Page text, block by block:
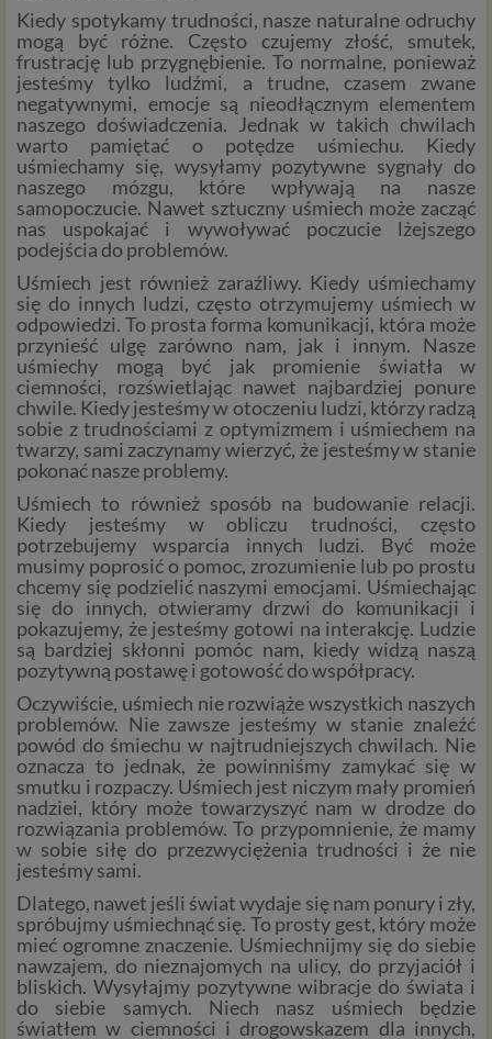
Kiedy spotykamy trudności, nasze naturalne odruchy
mogą być różne. Często czujemy złość, smutek,
frustrację lub przygnębienie. To normalne, ponieważ
jesteśmy tylko ludźmi, a trudne, czasem zwane
negatywnymi, emocje są nieodłącznym elementem
naszego doświadczenia. Jednak w takich chwilach
warto pamiętać o potędze uśmiechu. Kiedy
uśmiechamy się, wysyłamy pozytywne sygnały do
naszego mózgu, które wpływają na nasze
samopoczucie. Nawet sztuczny uśmiech może zacząć
nas uspokajać i wywoływać poczucie lżejszego
podejścia do problemów.
Uśmiech jest również zaraźliwy. Kiedy uśmiechamy
się do innych ludzi, często otrzymujemy uśmiech w
odpowiedzi. To prosta forma komunikacji, która może
przynieść ulgę zarówno nam, jak i innym. Nasze
uśmiechy mogą być jak promienie światła w
ciemności, rozświetlając nawet najbardziej ponure
chwile. Kiedy jesteśmy w otoczeniu ludzi, którzy radzą
sobie z trudnościami z optymizmem i uśmiechem na
twarzy, sami zaczynamy wierzyć, że jesteśmy w stanie
pokonać nasze problemy.
Uśmiech to również sposób na budowanie relacji.
Kiedy jesteśmy w obliczu trudności, często
potrzebujemy wsparcia innych ludzi. Być może
musimy poprosić o pomoc, zrozumienie lub po prostu
chcemy się podzielić naszymi emocjami. Uśmiechając
się do innych, otwieramy drzwi do komunikacji i
pokazujemy, że jesteśmy gotowi na interakcję. Ludzie
są bardziej skłonni pomóc nam, kiedy widzą naszą
pozytywną postawę i gotowość do współpracy.
Oczywiście, uśmiech nie rozwiąże wszystkich naszych
problemów. Nie zawsze jesteśmy w stanie znaleźć
powód do śmiechu w najtrudniejszych chwilach. Nie
oznacza to jednak, że powinniśmy zamykać się w
smutku i rozpaczy. Uśmiech jest niczym mały promień
nadziei, który może towarzyszyć nam w drodze do
rozwiązania problemów. To przypomnienie, że mamy
w sobie siłę do przezwyciężenia trudności i że nie
jesteśmy sami.
Dlatego, nawet jeśli świat wydaje się nam ponury i zły,
spróbujmy uśmiechnąć się. To prosty gest, który może
mieć ogromne znaczenie. Uśmiechnijmy się do siebie
nawzajem, do nieznajomych na ulicy, do przyjaciół i
bliskich. Wysyłajmy pozytywne wibracje do świata i
do siebie samych. Niech nasz uśmiech będzie
światłem w ciemności i drogowskazem dla innych,